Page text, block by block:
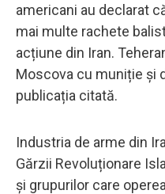
americani au declarat
mai multe rachete
acțiune din Iran.
Moscova cu muniție și
publicația citată.
Industria de arme din
Gărzii Revoluționare
și grupurilor care